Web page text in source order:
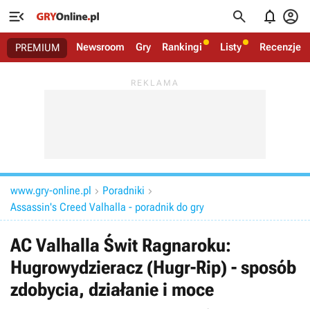
   
PREMIUM Newsroom Gry Rankingi Listy Recenzje
www.gry-online.pl  Poradniki 
Assassin's Creed Valhalla - poradnik do gry
AC Valhalla Świt Ragnaroku:
Hugrowydzieracz (Hugr-Rip) - sposób
zdobycia, działanie i moce